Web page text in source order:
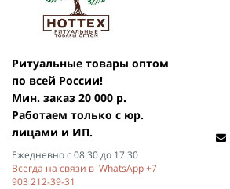
Ритуальные товары оптом
по всей России!
Мин. заказ 20 000 р.
Работаем только с юр.
лицами и ИП.
Ежедневно с 08:30 до 17:30
Всегда на связи в WhatsApp +7
903 212-39-31